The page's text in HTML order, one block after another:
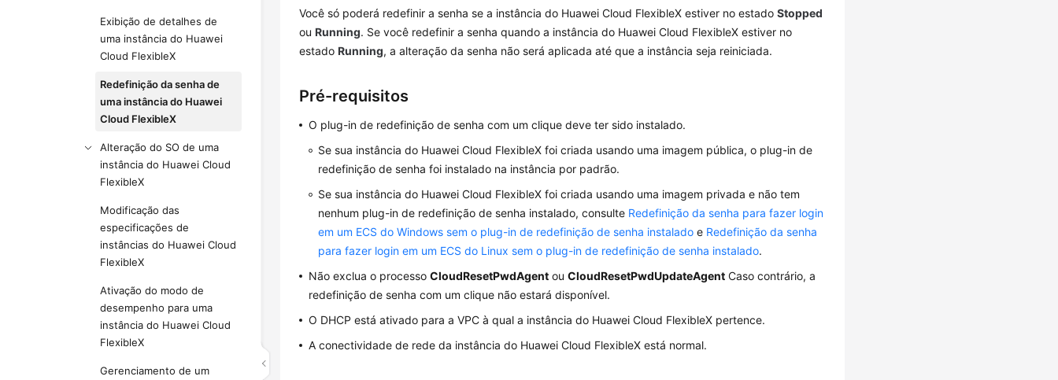
Exibição de detalhes de
uma instância do Huawei
Cloud FlexibleX
Redefinição da senha de
uma instância do Huawei
Cloud FlexibleX
Alteração do SO de uma
instância do Huawei Cloud
FlexibleX
Modificação das
especificações de
instâncias do Huawei Cloud
FlexibleX
Ativação do modo de
desempenho para uma
instância do Huawei Cloud
FlexibleX
Gerenciamento de um
Você só poderá redefinir a senha se a instância do Huawei Cloud FlexibleX estiver no estadoStopped
ouRunning. Se você redefinir a senha quando a instância do Huawei Cloud FlexibleX estiver no
estadoRunning, a alteração da senha não será aplicada até que a instância seja reiniciada.
Pré-requisitos
O plug-in de redefinição de senha com um clique deve ter sido instalado.
Se sua instância do Huawei Cloud FlexibleX foi criada usando uma imagem pública, o plug-in de
redefinição de senha foi instalado na instância por padrão.
Se sua instância do Huawei Cloud FlexibleX foi criada usando uma imagem privada e não tem
nenhum plug-in de redefinição de senha instalado, consulte Redefinição da senha para fazer login
em um ECS do Windows sem o plug-in de redefinição de senha instalado e Redefinição da senha
para fazer login em um ECS do Linux sem o plug-in de redefinição de senha instalado.
Não exclua o processoCloudResetPwdAgent ouCloudResetPwdUpdateAgent Caso contrário, a
redefinição de senha com um clique não estará disponível.
O DHCP está ativado para a VPC à qual a instância do Huawei Cloud FlexibleX pertence.
A conectividade de rede da instância do Huawei Cloud FlexibleX está normal.